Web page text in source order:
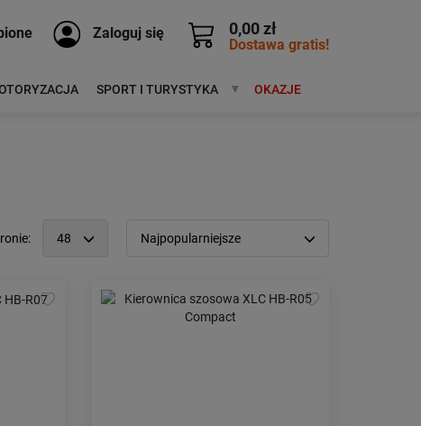
0,00 zł
Dostawa gratis!
Zaloguj się
SPORT I TURYSTYKA MARKIOKAZJE
48 Najpopularniejsze
Cena:
od najniższej